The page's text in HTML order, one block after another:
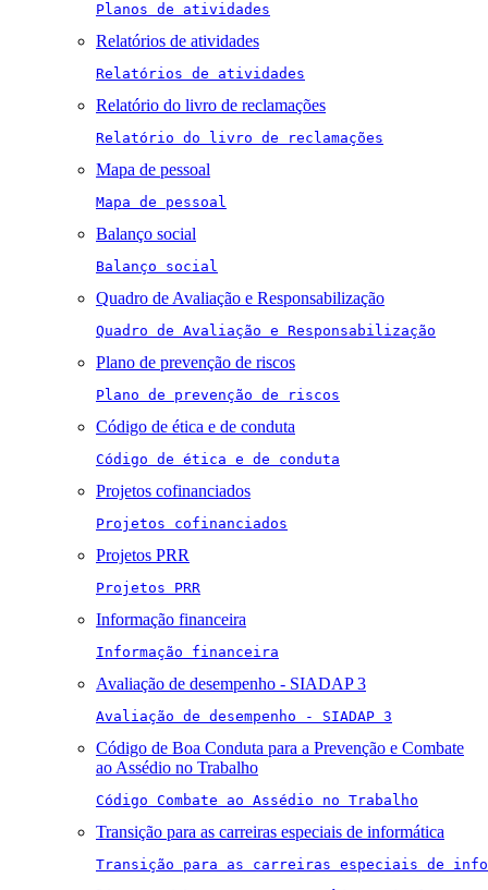
Planos de atividades
Relatórios de atividades
Relatórios de atividades
Relatório do livro de reclamações
Relatório do livro de reclamações
Mapa de pessoal
Mapa de pessoal
Balanço social
Balanço social
Quadro de Avaliação e Responsabilização
Quadro de Avaliação e Responsabilização
Plano de prevenção de riscos
Plano de prevenção de riscos
Código de ética e de conduta
Código de ética e de conduta
Projetos cofinanciados
Projetos cofinanciados
Projetos PRR
Projetos PRR
Informação financeira
Informação financeira
Avaliação de desempenho - SIADAP 3
Avaliação de desempenho - SIADAP 3
Código de Boa Conduta para a Prevenção e Combate
ao Assédio no Trabalho
Código Combate ao Assédio no Trabalho
Transição para as carreiras especiais de informática
Transição para as carreiras especiais de